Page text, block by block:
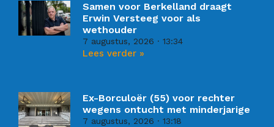
Samen voor Berkelland draagt
Erwin Versteeg voor als
wethouder
7 augustus, 2026 13:34
Lees verder »
Ex-Borculoër (55) voor rechter
wegens ontucht met minderjarige
7 augustus, 2026 13:18